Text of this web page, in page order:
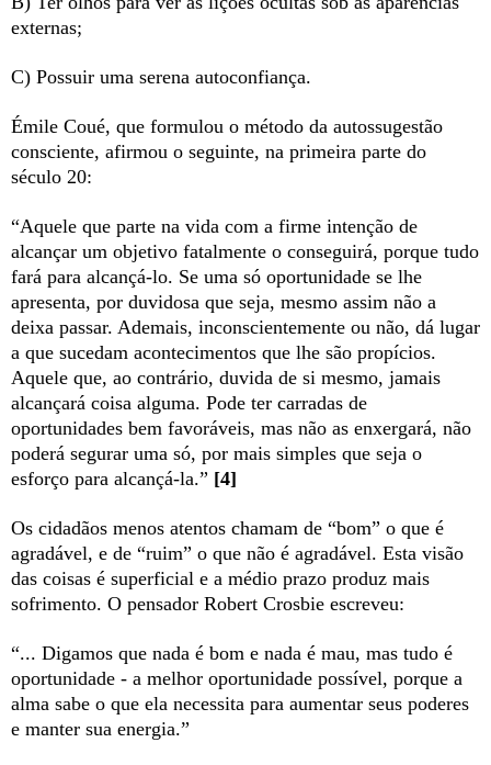
externas;
C) Possuir uma serena autoconfiança.
Émile Coué, que formulou o método da autossugestão
consciente, afirmou o seguinte, na primeira parte do
século 20:
“Aquele que parte na vida com a firme intenção de
alcançar um objetivo fatalmente o conseguirá, porque tudo
fará para alcançá-lo. Se uma só oportunidade se lhe
apresenta, por duvidosa que seja, mesmo assim não a
deixa passar. Ademais, inconscientemente ou não, dá lugar
a que sucedam acontecimentos que lhe são propícios.
Aquele que, ao contrário, duvida de si mesmo, jamais
alcançará coisa alguma. Pode ter carradas de
oportunidades bem favoráveis, mas não as enxergará, não
poderá segurar uma só, por mais simples que seja o
esforço para alcançá-la.” [4]
Os cidadãos menos atentos chamam de “bom” o que é
agradável, e de “ruim” o que não é agradável. Esta visão
das coisas é superficial e a médio prazo produz mais
sofrimento. O pensador Robert Crosbie escreveu:
“... Digamos que nada é bom e nada é mau, mas tudo é
oportunidade - a melhor oportunidade possível, porque a
alma sabe o que ela necessita para aumentar seus poderes
e manter sua energia.”